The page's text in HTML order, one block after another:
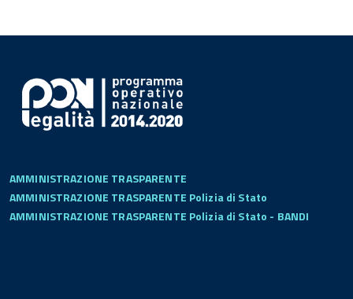
AMMINISTRAZIONE TRASPARENTE
AMMINISTRAZIONE TRASPARENTE Polizia di Stato
AMMINISTRAZIONE TRASPARENTE Polizia di Stato - BANDI